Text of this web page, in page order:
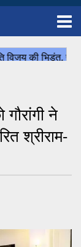
ने
श्रीराम-